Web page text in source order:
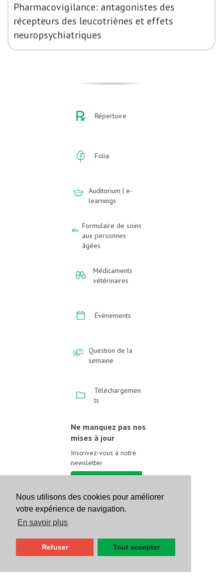
Nous utilisons des cookies pour améliorer
votre expérience de navigation.
En savoir plus
Refuser Tout accepter
Pharmacovigilance: antagonistes des
récepteurs des leucotriènes et effets
neuropsychiatriques
Répertoire
Folia
Auditorium | e-
learnings
Formulaire de soins
aux personnes
âgées
Médicaments
vétérinaires
Événements
Question de la
semaine
Téléchargemen
ts
Ne manquez pas nos
mises à jour
Inscrivez-vous à notre
newsletter
Suivez-nous sur les